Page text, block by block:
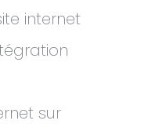
internet
sur